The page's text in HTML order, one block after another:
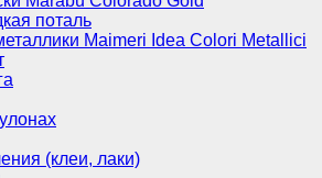
поталь
Maimeri Idea Colori Metallici
(клеи, лаки)